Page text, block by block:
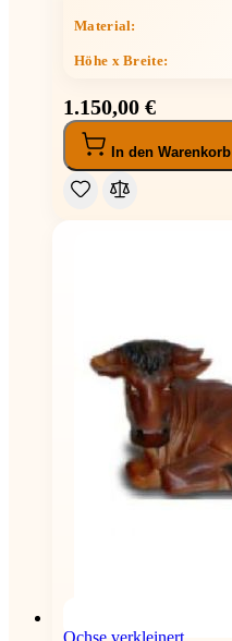
Material:
Höhe x Breite:
1.150,00 €
In den Warenkorb
Ochse verkleinert